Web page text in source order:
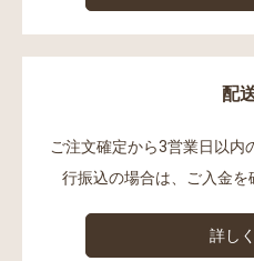
配
ご注文確定から3営業日以内
行振込の場合は、ご入金を
詳し